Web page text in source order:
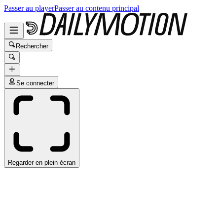
Passer au playerPasser au contenu principal
Rechercher
Se connecter
Regarder en plein écran